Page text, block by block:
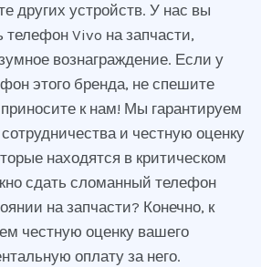
других устройств. У нас вы
телефон Vivo на запчасти,
вознаграждение. Если у
этого бренда, не спешите
к нам! Мы гарантируем
и честную оценку
находятся в критическом
сдать сломанный телефон
на запчасти? Конечно, к
честную оценку вашего
оплату за него.